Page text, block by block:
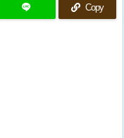
Copy